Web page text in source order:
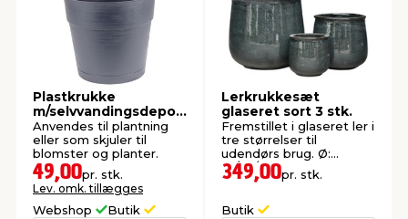
Plastkrukke
m/selvvandingsdepot
sort Ø20 cm
Anvendes til plantning
eller som skjuler til
blomster og planter.
49,00pr. stk.
Lev. omk. tillægges
Webshop Butik
Lerkrukkesæt
glaseret sort 3 stk.
Fremstillet i glaseret ler i
tre størrelser til
udendørs brug. Ø:
37/27/18 cm.
349,00pr. stk.
Butik